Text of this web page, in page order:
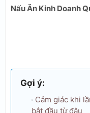
Nấu Ăn Kinh Doanh
Gợi ý:
Cảm giác khi
bắt đầu từ đâu